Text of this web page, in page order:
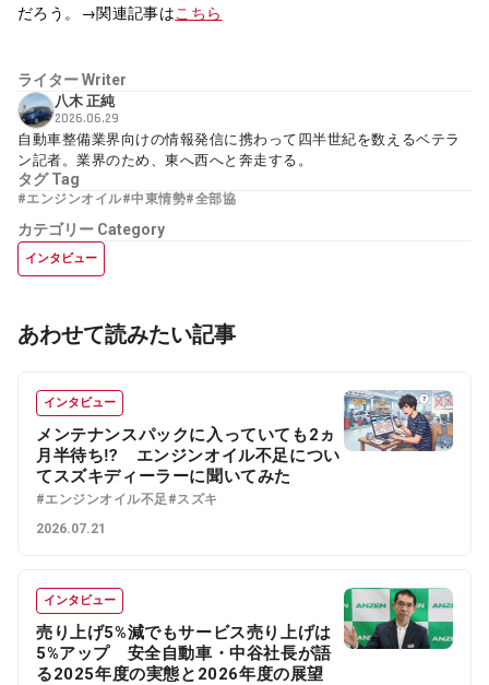
だろう。→関連記事はこちら
ライターWriter
八木 正純
2026.06.29
自動車整備業界向けの情報発信に携わって四半世紀を数えるベテラ
ン記者。業界のため、東へ西へと奔走する。
タグTag
#エンジンオイル#中東情勢#全部協
カテゴリー Category
インタビュー
あわせて読みたい記事
インタビュー
メンテナンスパックに入っていても2ヵ
月半待ち⁉ エンジンオイル不足につい
てスズキディーラーに聞いてみた
#エンジンオイル不足 #スズキ
2026.07.21
インタビュー
売り上げ5%減でもサービス売り上げは
5%アップ 安全自動車・中谷社長が語
る2025年度の実態と2026年度の展望